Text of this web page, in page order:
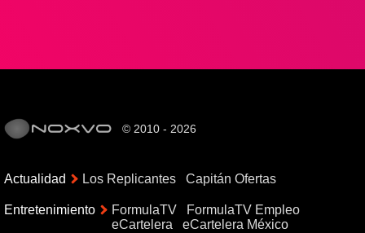
© 2010 - 2026
Actualidad Los Replicantes Capitán Ofertas
Entretenimiento FormulaTV
FormulaTV Empleo
eCartelera
eCartelera México